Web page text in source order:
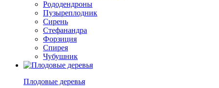
Рододендроны
Пузыреплодник
Сирень
Стефанандра
Форзиция
Спирея
Чубушник
Плодовые деревья